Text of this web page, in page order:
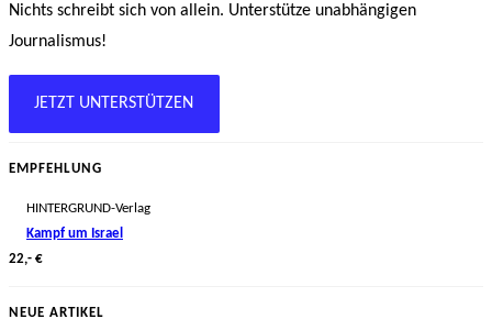
Nichts schreibt sich von allein. Unterstütze unabhängigen
Journalismus!
JETZT UNTERSTÜTZEN
EMPFEHLUNG
HINTERGRUND-Verlag
Kampf um Israel
22,- €
NEUE ARTIKEL